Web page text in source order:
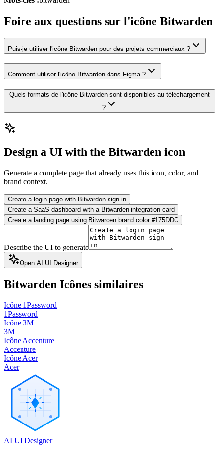
Foire aux questions sur l'icône Bitwarden
Puis-je utiliser l'icône Bitwarden pour des projets commerciaux ?
Comment utiliser l'icône Bitwarden dans Figma ?
Quels formats de l'icône Bitwarden sont disponibles au téléchargement
?
Design a UI with the Bitwarden icon
Generate a complete page that already uses this icon, color, and
brand context.
Create a login page with Bitwarden sign-in
Create a SaaS dashboard with a Bitwarden integration card
Create a landing page using Bitwarden brand color #175DDC
Describe the UI to generate
Open AI UI Designer
Bitwarden Icônes similaires
Icône 1Password
1Password
Icône 3M
3M
Icône Accenture
Accenture
Icône Acer
Acer
AI UI Designer